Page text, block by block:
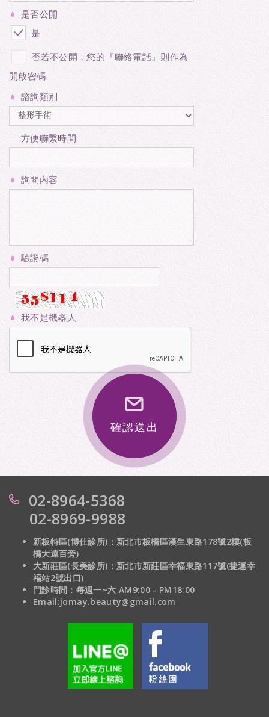
是否公開
是
否若不公開，您的『聯絡電話』則作為
開啟密碼
諮詢類別
方便聯繫時間
詢問內容
驗證碼
我不是機器人
確認送出
02-8964-5368
02-8969-9988
新板特區(博仕診所)：新北市板橋區漢生東路178號2樓(板
橋大遠百旁)
大新莊區(長美診所)： 新北市新莊區幸福東路117號(捷運幸
福站2號出口)
門診時間：每週一~六 AM9:00 - PM18:00
Email:jomay.beauty@gmail.com